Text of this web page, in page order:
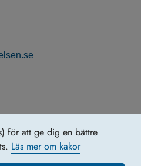
för att ge dig en bättre
Läs mer om kakor